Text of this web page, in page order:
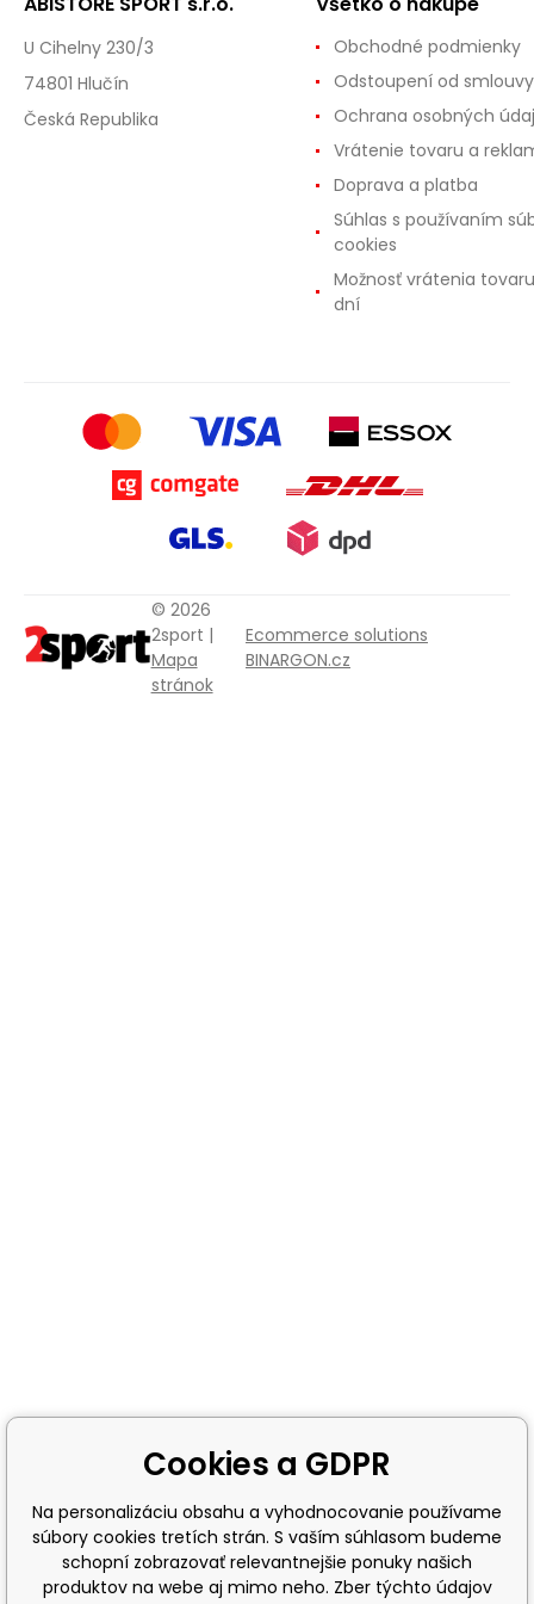
U Cihelny 230/3
74801 Hlučín
Česká Republika
Obchodné podmienky
Odstoupení od smlouvy
Ochrana osobných
Vrátenie tovaru a
Doprava a platba
Súhlas s používaním
cookies
Možnosť vrátenia
dní
© 2026
2sport |
Mapa
stránok
Ecommerce solutions
BINARGON.cz
Cookies a GDPR
Na personalizáciu obsahu a vyhodnocovanie používame
súbory cookies tretích strán. S vaším súhlasom budeme
schopní zobrazovať relevantnejšie ponuky našich
produktov na webe aj mimo neho. Zber týchto údajov